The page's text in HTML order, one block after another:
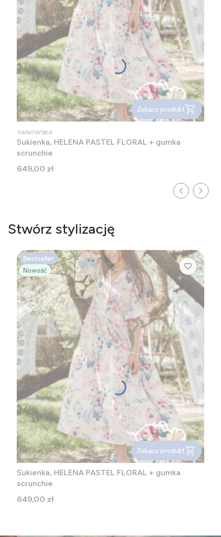
Zobacz produkt
PRODUCENT
YANOWSKA
Sukienka, HELENA PASTEL FLORAL + gumka
scrunchie
Cena
649,00 zł
Stwórz stylizację
Bestseller
Nowość
Zobacz produkt
Sukienka, HELENA PASTEL FLORAL + gumka
scrunchie
Cena
649,00 zł